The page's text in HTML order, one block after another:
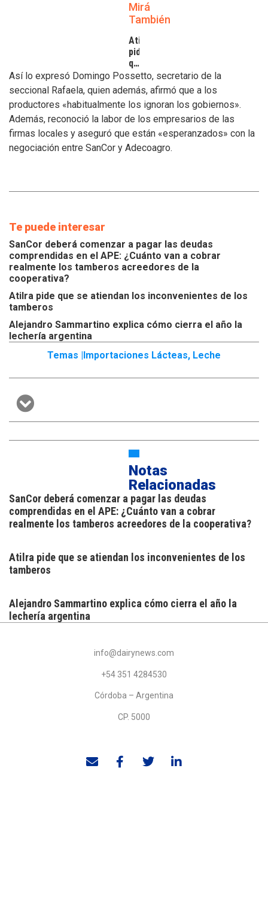
Mirá
También
Atilra
pide
que
se
atiendan
inconvenientes
de
los
tamberos
Así lo expresó Domingo Possetto, secretario de la
seccional Rafaela, quien además, afirmó que a los
productores «habitualmente los ignoran los gobiernos».
Además, reconoció la labor de los empresarios de las
firmas locales y aseguró que están «esperanzados» con la
negociación entre SanCor y Adecoagro.
Te puede interesar
SanCor deberá comenzar a pagar las deudas
comprendidas en el APE: ¿Cuánto van a cobrar
realmente los tamberos acreedores de la
cooperativa?
Atilra pide que se atiendan los inconvenientes de los
tamberos
Alejandro Sammartino explica cómo cierra el año la
lechería argentina
Temas |
Importaciones Lácteas, Leche
Notas
Relacionadas
SanCor deberá comenzar a pagar las deudas
comprendidas en el APE: ¿Cuánto van a cobrar
realmente los tamberos acreedores de la cooperativa?
Atilra pide que se atiendan los inconvenientes de los
tamberos
Alejandro Sammartino explica cómo cierra el año la
lechería argentina
info@dairynews.com
+54 351 4284530
Córdoba – Argentina
CP. 5000